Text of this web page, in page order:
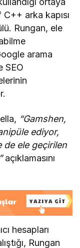
arka kapısı
Rungan, ele
arama
SEO
“Gamshen,
ediyor,
de ele geçirilen
açıklamasını
hesapları
Rungan